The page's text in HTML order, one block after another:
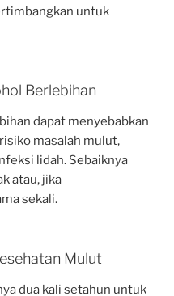
untuk
Berlebihan
dapat menyebabkan
masalah mulut,
lidah. Sebaiknya
atau, jika
sekali.
Mulut
dua kali setahun untuk